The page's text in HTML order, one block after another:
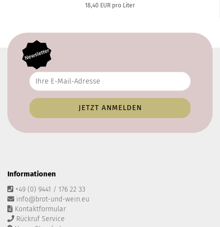
18,40 EUR pro Liter
Informationen
+49 (0) 9441 / 176 22 33
info@brot-und-wein.eu
Kontaktformular
Rückruf Service